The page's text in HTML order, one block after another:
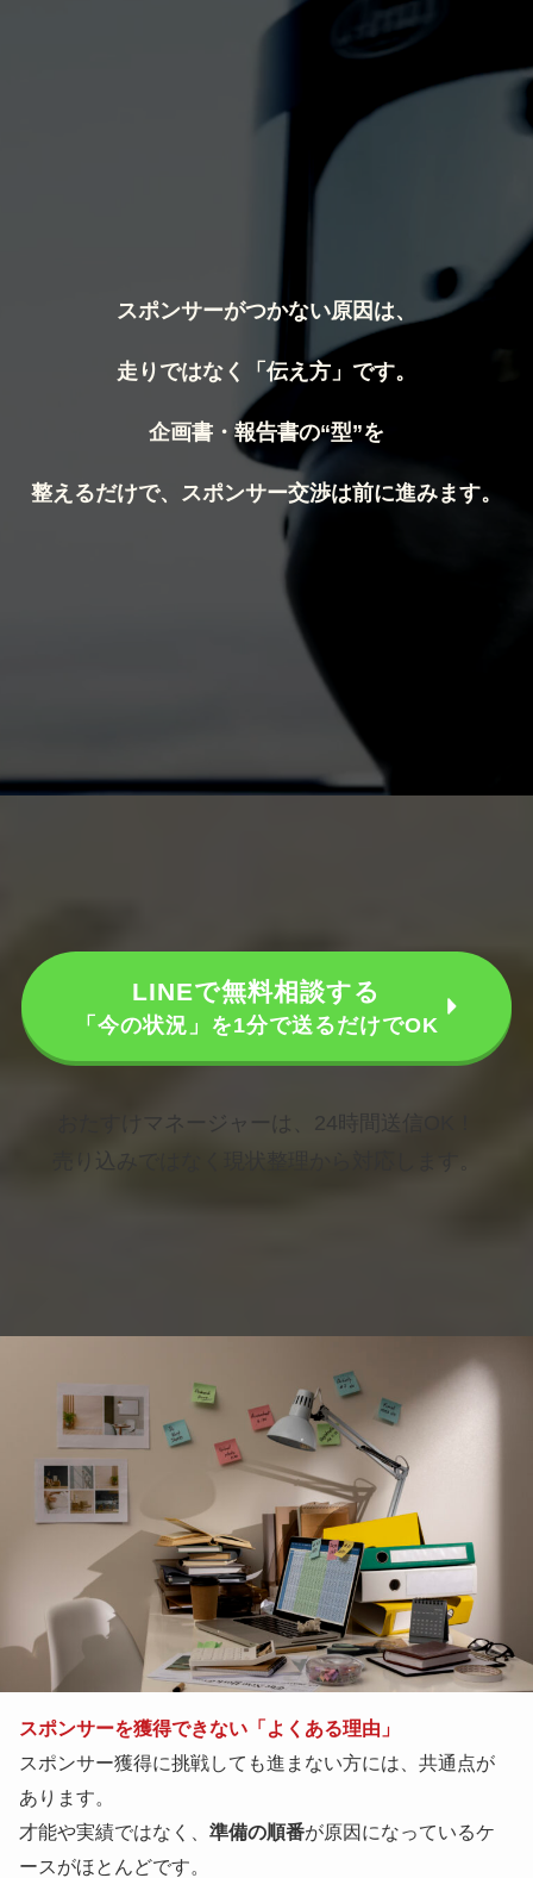
スポンサーがつかない原因は、
走りではなく「伝え方」です。
企画書・報告書の“型”を
整えるだけで、スポンサー交渉は前に進みます。
LINEで無料相談する
「今の状況」を1分で送るだけでOK
おたすけマネージャーは、24時間送信OK！
売り込みではなく現状整理から対応します。
スポンサーを獲得できない「よくある理由」
スポンサー獲得に挑戦しても進まない方には、共通点が
あります。
才能や実績ではなく、準備の順番が原因になっているケ
ースがほとんどです。